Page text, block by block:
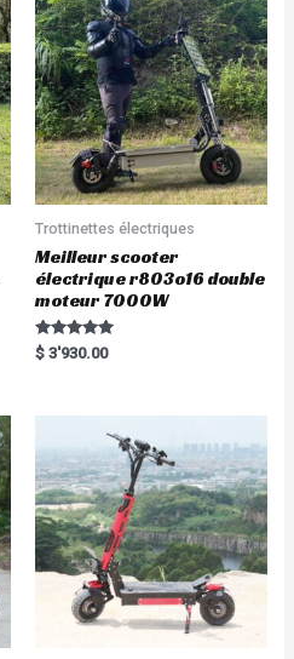
Trottinettes électriques
Meilleur scooter
électrique r803o16 double
moteur 7000W
Rated
5.00
$ 3'930.00